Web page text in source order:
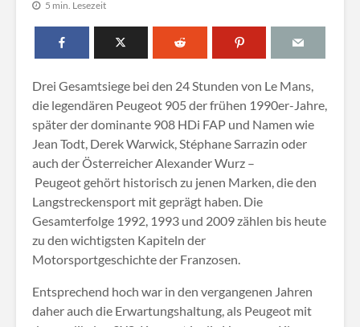
5 min. Lesezeit
Drei Gesamtsiege bei den 24 Stunden von Le Mans,
die legendären Peugeot 905 der frühen 1990er-Jahre,
später der dominante 908 HDi FAP und Namen wie
Jean Todt, Derek Warwick, Stéphane Sarrazin oder
auch der Österreicher Alexander Wurz –
Peugeot gehört historisch zu jenen Marken, die den
Langstreckensport mit geprägt haben. Die
Gesamterfolge 1992, 1993 und 2009 zählen bis heute
zu den wichtigsten Kapiteln der
Motorsportgeschichte der Franzosen.
Entsprechend hoch war in den vergangenen Jahren
daher auch die Erwartungshaltung, als Peugeot mit